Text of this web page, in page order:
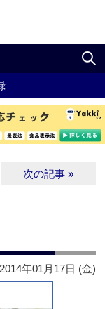
次の記事 »
2014年01月17日 (金)